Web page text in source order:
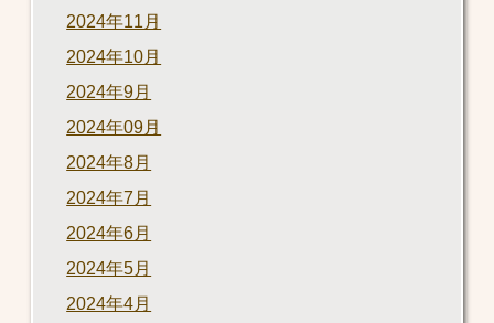
2024年11月
2024年10月
2024年9月
2024年09月
2024年8月
2024年7月
2024年6月
2024年5月
2024年4月